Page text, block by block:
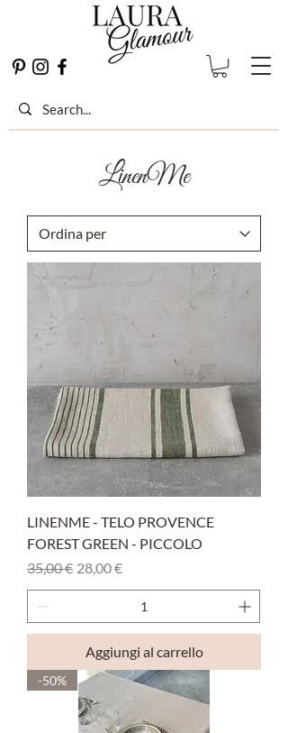
LinenMe
LINENME - TELO PROVENCE
FOREST GREEN - PICCOLO
Prezzo regolare
35,00 € Prezzo scontato
28,00 €
Aggiungi al carrello
-50%